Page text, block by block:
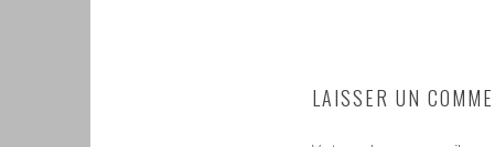
LAISSER UN